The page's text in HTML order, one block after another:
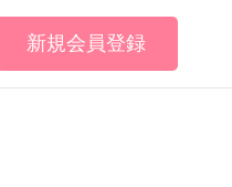
新規会員登録